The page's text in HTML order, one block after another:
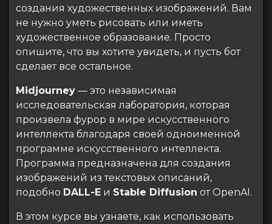
создания художественных изображений. Вам
не нужно уметь рисовать или иметь
художественное образование. Просто
опишите, что вы хотите увидеть, и пусть бот
сделает все остальное.
Midjourney — это независимая
исследовательская лаборатория, которая
произвела фурор в мире искусственного
интеллекта благодаря своей одноименной
программе искусственного интеллекта.
Программа предназначена для создания
изображений из текстовых описаний,
подобно DALL-E и Stable Diffusion от OpenAI.
В этом курсе вы узнаете, как использовать